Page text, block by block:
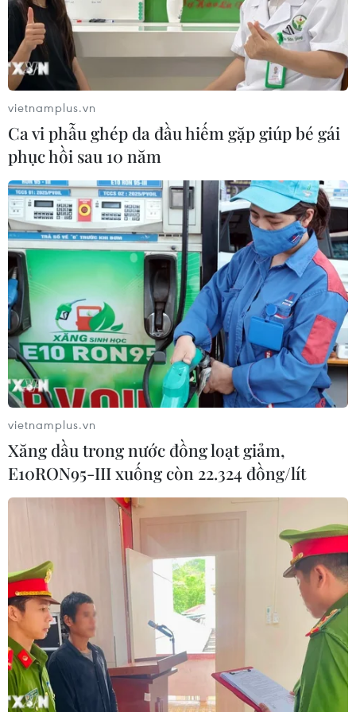
Alibaba ra mắt mô hình ngôn ngữ lớn
mới Qwen3.8-Max
Samsung ra mắt dòng điện thoại
Galaxy Z mới, tăng tốc chiến lược AI
23/07/2026 06:46
Mỹ phát triển siêu vũ khí
laser năng lượng cao chống UAV
21/07/2026 15:48
Adobe bổ sung tính năng mới hỗ trợ
AI cho camera
20/07/2026 22:57
Samsung ra mắt Galaxy Z Fold 8 và
kính AI, tăng tốc cuộc đua thiết bị
19/07/2026 22:50
Samsung sắp ra mắt điện thoại gập
Ultra và kính thông minh tích hợp AI
19/07/2026 07:26
vietnamplus.vn
Ca vi phẫu ghép da đầu hiếm gặp giúp bé gái
phục hồi sau 10 năm
vietnamplus.vn
Xăng dầu trong nước đồng loạt giảm,
E10RON95-III xuống còn 22.324 đồng/lít